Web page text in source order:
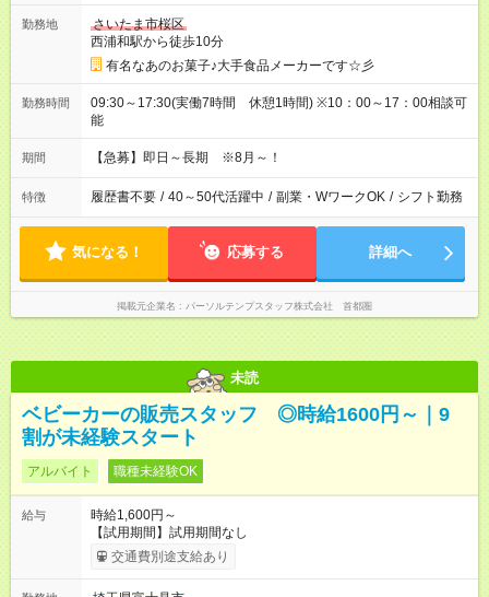
勤務地
さいたま市桜区
西浦和駅から徒歩10分
有名なあのお菓子♪大手食品メーカーです☆彡
勤務時間
09:30～17:30(実働7時間 休憩1時間) ※10：00～17：00相談可
能
期間 【急募】即日～長期 ※8月～！
特徴 履歴書不要 / 40～50代活躍中 / 副業・WワークOK / シフト勤務
気になる！ 応募する 詳細へ
掲載元企業名 パーソルテンプスタッフ株式会社 首都圏
未読
ベビーカーの販売スタッフ ◎時給1600円～｜9
割が未経験スタート
アルバイト 職種未経験OK
給与
時給1,600円～
【試用期間】試用期間なし
交通費別途支給あり